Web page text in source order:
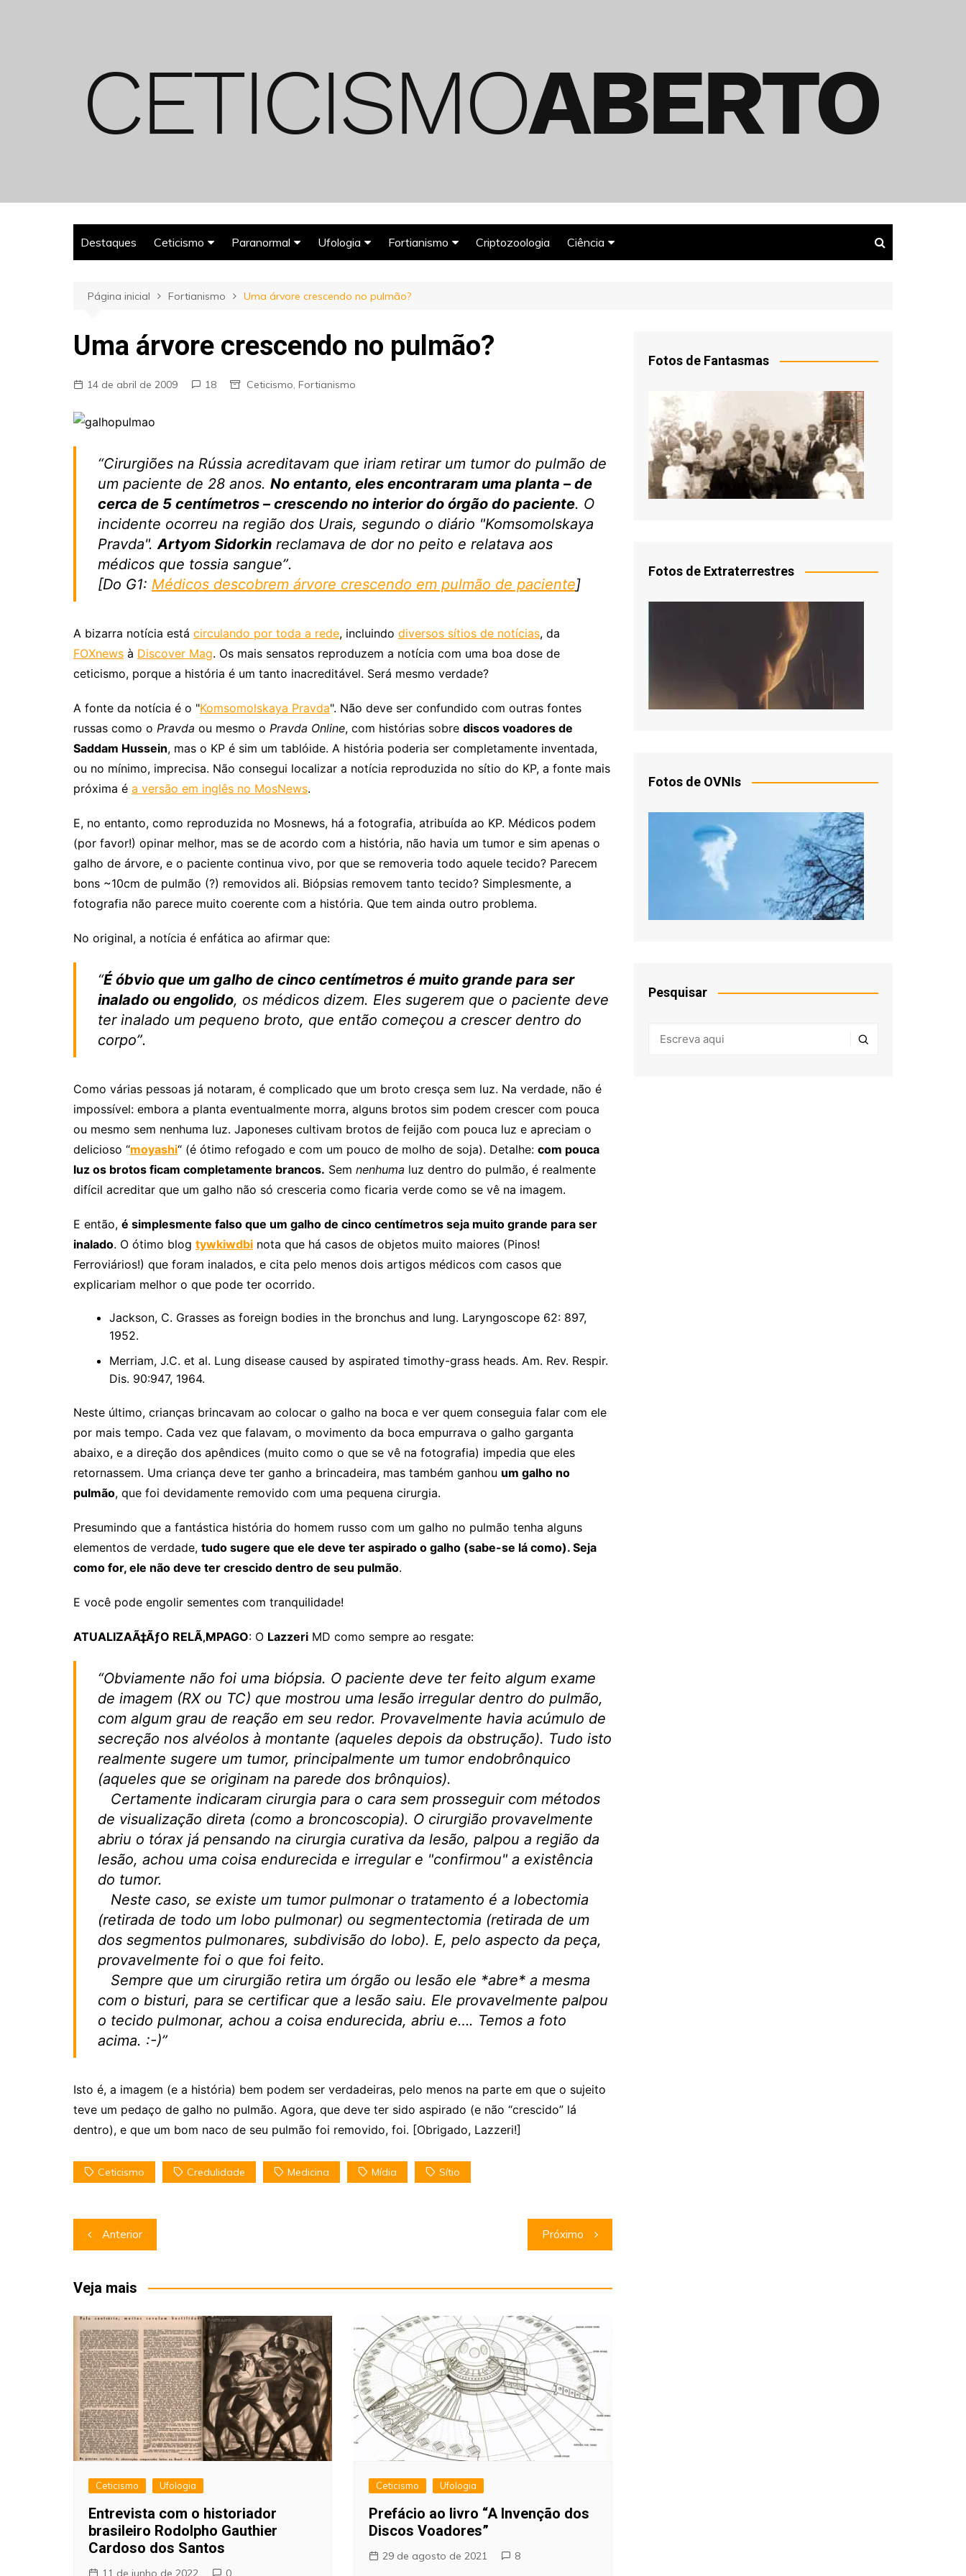
Destaques Ceticismo
Espiritualismo
Pareidolia
Paranormal Ufologia
Deuses Astronautas
Hipótese Psicossocial
Fortianismo Criptozoologia Ciência
Página inicial Fortianismo Uma árvore crescendo no pulmão?
Uma árvore crescendo no pulmão?
14 de abril de 2009 18 Ceticismo, Fortianismo
“Cirurgiões na Rússia acreditavam que iriam retirar um tumor do pulmão de
um paciente de 28 anos. No entanto, eles encontraram uma planta – de
cerca de 5 centímetros – crescendo no interior do órgão do paciente. O
incidente ocorreu na região dos Urais, segundo o diário "Komsomolskaya
Pravda". Artyom Sidorkin reclamava de dor no peito e relatava aos
médicos que tossia sangue”.
[Do G1: Médicos descobrem árvore crescendo em pulmão de paciente]
A bizarra notícia está circulando por toda a rede, incluindo diversos sítios de notícias, da
FOXnews à Discover Mag. Os mais sensatos reproduzem a notícia com uma boa dose de
ceticismo, porque a história é um tanto inacreditável. Será mesmo verdade?
A fonte da notícia é o "Komsomolskaya Pravda". Não deve ser confundido com outras fontes
russas como o Pravda ou mesmo o Pravda Online, com histórias sobre discos voadores de
Saddam Hussein, mas o KP é sim um tablóide. A história poderia ser completamente inventada,
ou no mínimo, imprecisa. Não consegui localizar a notícia reproduzida no sítio do KP, a fonte mais
próxima é a versão em inglês no MosNews.
E, no entanto, como reproduzida no Mosnews, há a fotografia, atribuída ao KP. Médicos podem
(por favor!) opinar melhor, mas se de acordo com a história, não havia um tumor e sim apenas o
galho de árvore, e o paciente continua vivo, por que se removeria todo aquele tecido? Parecem
bons ~10cm de pulmão (?) removidos ali. Biópsias removem tanto tecido? Simplesmente, a
fotografia não parece muito coerente com a história. Que tem ainda outro problema.
No original, a notícia é enfática ao afirmar que:
“É óbvio que um galho de cinco centímetros é muito grande para ser
inalado ou engolido, os médicos dizem. Eles sugerem que o paciente deve
ter inalado um pequeno broto, que então começou a crescer dentro do
corpo”.
Como várias pessoas já notaram, é complicado que um broto cresça sem luz. Na verdade, não é
impossível: embora a planta eventualmente morra, alguns brotos sim podem crescer com pouca
ou mesmo sem nenhuma luz. Japoneses cultivam brotos de feijão com pouca luz e apreciam o
delicioso “moyashi“ (é ótimo refogado e com um pouco de molho de soja). Detalhe: com pouca
luz os brotos ficam completamente brancos. Sem nenhuma luz dentro do pulmão, é realmente
difícil acreditar que um galho não só cresceria como ficaria verde como se vê na imagem.
E então, é simplesmente falso que um galho de cinco centímetros seja muito grande para ser
inalado. O ótimo blog tywkiwdbi nota que há casos de objetos muito maiores (Pinos!
Ferroviários!) que foram inalados, e cita pelo menos dois artigos médicos com casos que
explicariam melhor o que pode ter ocorrido.
Jackson, C. Grasses as foreign bodies in the bronchus and lung. Laryngoscope 62: 897,
1952.
Merriam, J.C. et al. Lung disease caused by aspirated timothy-grass heads. Am. Rev. Respir.
Dis. 90:947, 1964.
Neste último, crianças brincavam ao colocar o galho na boca e ver quem conseguia falar com ele
por mais tempo. Cada vez que falavam, o movimento da boca empurrava o galho garganta
abaixo, e a direção dos apêndices (muito como o que se vê na fotografia) impedia que eles
retornassem. Uma criança deve ter ganho a brincadeira, mas também ganhou um galho no
pulmão, que foi devidamente removido com uma pequena cirurgia.
Presumindo que a fantástica história do homem russo com um galho no pulmão tenha alguns
elementos de verdade, tudo sugere que ele deve ter aspirado o galho (sabe-se lá como). Seja
como for, ele não deve ter crescido dentro de seu pulmão.
E você pode engolir sementes com tranquilidade!
ATUALIZAÃ‡ÃƒO RELÃ‚MPAGO: O Lazzeri MD como sempre ao resgate:
“Obviamente não foi uma biópsia. O paciente deve ter feito algum exame
de imagem (RX ou TC) que mostrou uma lesão irregular dentro do pulmão,
com algum grau de reação em seu redor. Provavelmente havia acúmulo de
secreção nos alvéolos à montante (aqueles depois da obstrução). Tudo isto
realmente sugere um tumor, principalmente um tumor endobrônquico
(aqueles que se originam na parede dos brônquios).
Certamente indicaram cirurgia para o cara sem prosseguir com métodos
de visualização direta (como a broncoscopia). O cirurgião provavelmente
abriu o tórax já pensando na cirurgia curativa da lesão, palpou a região da
lesão, achou uma coisa endurecida e irregular e "confirmou" a existência
do tumor.
Neste caso, se existe um tumor pulmonar o tratamento é a lobectomia
(retirada de todo um lobo pulmonar) ou segmentectomia (retirada de um
dos segmentos pulmonares, subdivisão do lobo). E, pelo aspecto da peça,
provavelmente foi o que foi feito.
Sempre que um cirurgião retira um órgão ou lesão ele *abre* a mesma
com o bisturi, para se certificar que a lesão saiu. Ele provavelmente palpou
o tecido pulmonar, achou a coisa endurecida, abriu e…. Temos a foto
acima. :-)”
Isto é, a imagem (e a história) bem podem ser verdadeiras, pelo menos na parte em que o sujeito
teve um pedaço de galho no pulmão. Agora, que deve ter sido aspirado (e não “crescido” lá
dentro), e que um bom naco de seu pulmão foi removido, foi. [Obrigado, Lazzeri!]
Ceticismo Credulidade Medicina Mídia Sítio
Navegação
de
Post
Anterior Próximo
Veja mais
Ceticismo Ufologia
Entrevista com o historiador
brasileiro Rodolpho Gauthier
Cardoso dos Santos
11 de junho de 2022 0
Ceticismo Ufologia
Prefácio ao livro “A Invenção dos
Discos Voadores”
29 de agosto de 2021 8
Fotos de Fantasmas
Fotos de Extraterrestres
Fotos de OVNIs
Pesquisar